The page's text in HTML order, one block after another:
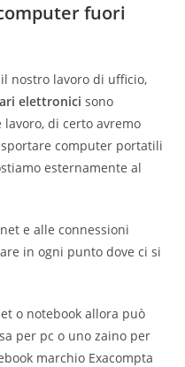
fuori
nostro lavoro di ufficio,
elettronici sono
di certo avremo
computer portatili
esternamente al
e alle connessioni
in ogni punto dove ci si
o notebook allora può
per pc o uno zaino per
marchio Exacompta